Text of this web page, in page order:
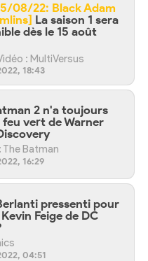
08/22: Black Adam
La saison 1 sera
dès le 15 août
: MultiVersus
18:43
2 n'a toujours
feu vert de Warner
The Batman
16:29
pressenti pour
Feige de DC
04:51